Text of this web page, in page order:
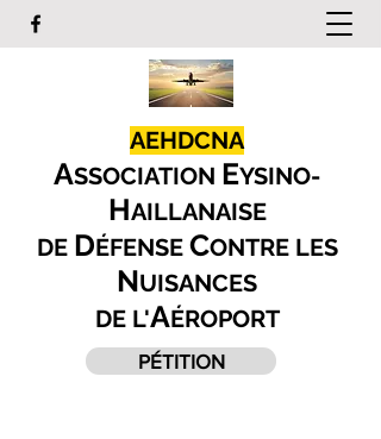
AEHDCNA
ASSOCIATION EYSINO-
HAILLANAISE
DE DÉFENSE CONTRE LES
NUISANCES
DE L'AÉROPORT
PÉTITION